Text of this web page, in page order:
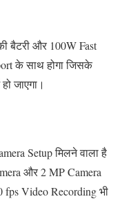
बैटरी और 100W Fast
के साथ होगा जिसके
जाएगा।
Setup मिलने वाला है
और 2 MP Camera
Video Recording भी